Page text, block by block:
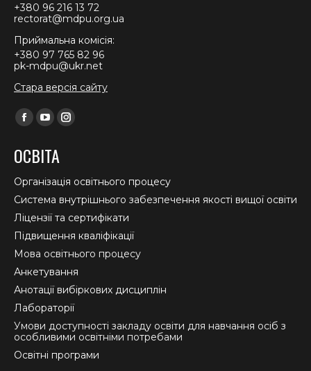
+380 96 216 13 72
rectorat@mdpu.org.ua
Приймальна комісія:
+380 97 765 82 96
pk-mdpu@ukr.net
Стара версія сайту
Find us on:
Facebook
opens
in
new
window
YouTube
opens
in
new
window
Instagram
in
new
window
ОСВІТА
Організація освітнього процесу
Система внутрішнього забезпечення якості вищої освіти
Ліцензії та сертифікати
Підвищення кваліфікації
Мова освітнього процесу
Анкетування
Анотації вибіркових дисциплін
Лабораторії
Умови доступності закладу освіти для навчання осіб з
особливими освітніми потребами
Освітні програми